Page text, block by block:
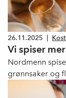
26.11.2025
Vi spiser
Nordmenn
grønnsaker og
de gode